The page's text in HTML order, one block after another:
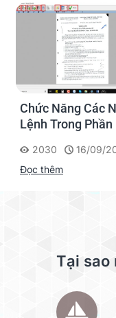
Nút
Mềm
2021
Cài Đặt
Phần
Kodak
6121
Tại sao